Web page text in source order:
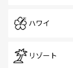
ハワイ
リゾート